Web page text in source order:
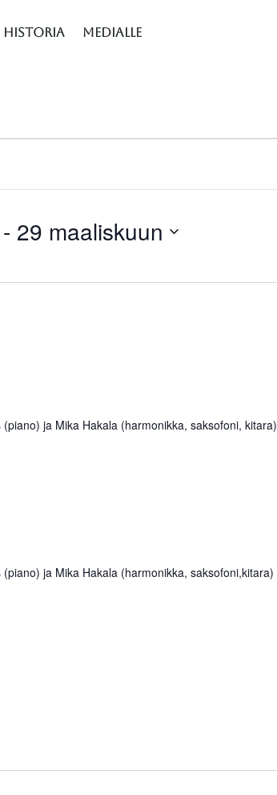
Historia Medialle
- 29 maaliskuun
ja Mika Hakala (harmonikka, saksofoni, kitara)
ja Mika Hakala (harmonikka, saksofoni,kitara)